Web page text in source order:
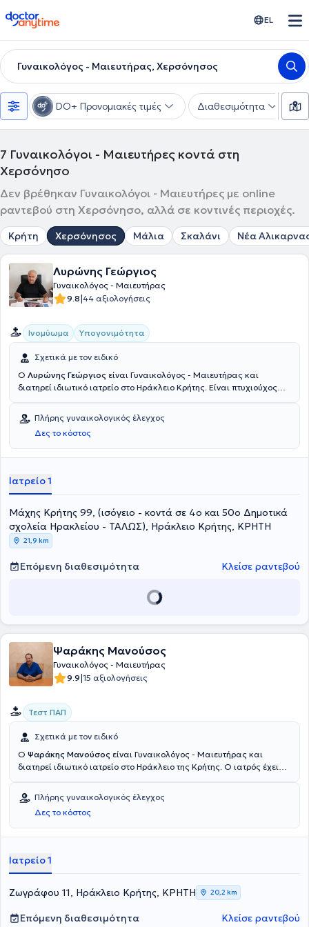
doctoranytime EL
Γυναικολόγος - Μαιευτήρας, Χερσόνησος
DO+ Προνομιακές τιμές Διαθεσιμότητα
7 Γυναικολόγοι - Μαιευτήρες κοντά στη
Χερσόνησο
Δεν βρέθηκαν Γυναικολόγοι - Μαιευτήρες με online
ραντεβού στη Χερσόνησο, αλλά σε κοντινές περιοχές.
Κρήτη Χερσόνησος Μάλια Σκαλάνι Νέα
Λυρώνης Γεώργιος
Γυναικολόγος - Μαιευτήρας
9.8|44 αξιολογήσεις
Ινομύωμα Υπογονιμότητα
Σχετικά με τον ειδικό
Ο Λυρώνης Γεώργιος είναι Γυναικολόγος - Μαιευτήρας και
διατηρεί ιδιωτικό ιατρείο στο Ηράκλειο Κρήτης. Είναι πτυχιούχος
Πανεπιστημίου Αθηνών και εξειδικεύθηκε στην παθολογία του
τραχήλου της μήτρας στο Γενικό Νοσοκομείο Αθηνών "Αλεξάνδρα" .
Μέχρι και σήμερα είναι Συνεργάτης των Κλινικών "Μητέρα" και
"Ασκληπιείο" και Υποδιοικητής της 7ης Υγειονομικής Περιφέρειας
αφορούν την παθολογία του τραχήλου της μήτρας και είναι μέλος
του Ιατρικού Συλλόγου Ηρακλείου.
Πλήρης γυναικολογικός έλεγχος
Δες το κόστος
Ιατρείο 1
Μάχης Κρήτης 99, (ισόγειο - κοντά σε 4ο και 50ο Δημοτικά
σχολεία Ηρακλείου - ΤΑΛΩΣ), Ηράκλειο Κρήτης, ΚΡΗΤΗ
21,9 km
Επόμενη διαθεσιμότητα Κλείσε ραντεβού
Ψαράκης Μανούσος
Γυναικολόγος - Μαιευτήρας
9.9|15 αξιολογήσεις
Τεστ ΠΑΠ
Σχετικά με τον ειδικό
Ο Ψαράκης Μανούσος είναι Γυναικολόγος - Μαιευτήρας και
διατηρεί ιδιωτικό ιατρείο στο Ηράκλειο της Κρήτης. Ο ιατρός έχει
Γενικό Νοσοκομείο Ηρακλείου "Βενιζέλειο" και στο Πανεπιστημιακό
Γενικό Νοσοκομείο Ηρακλείου. Στο ιδιωτικό του ιατρείο προσφέρει
πλήθος υπηρεσιών, εξατομικευμένες για τις ανάγκες εκάστοτε
ασθενούς.
Πλήρης γυναικολογικός έλεγχος
Δες το κόστος
Ιατρείο 1
Ζωγράφου 11, Ηράκλειο Κρήτης, ΚΡΗΤΗ 20,2 km
Επόμενη διαθεσιμότητα Κλείσε ραντεβού